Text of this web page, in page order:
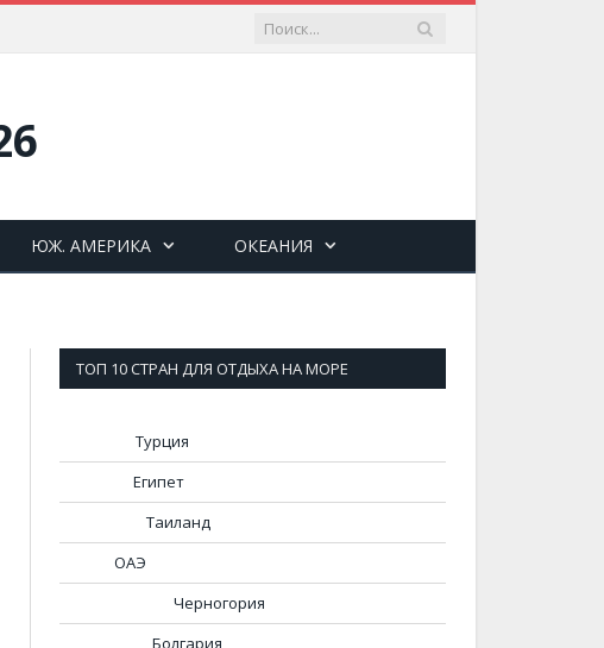
ЮЖ. АМЕРИКА ОКЕАНИЯ
ТОП 10 СТРАН ДЛЯ ОТДЫХА НА МОРЕ
Турция
Египет
Таиланд
ОАЭ
Черногория
Болгария